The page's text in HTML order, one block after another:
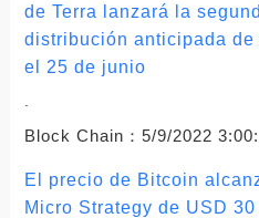
de Terra lanzará la
distribución anticipada
el 25 de junio
Block Chain： 5/9/2022
El precio de Bitcoin
Micro Strategy de USD